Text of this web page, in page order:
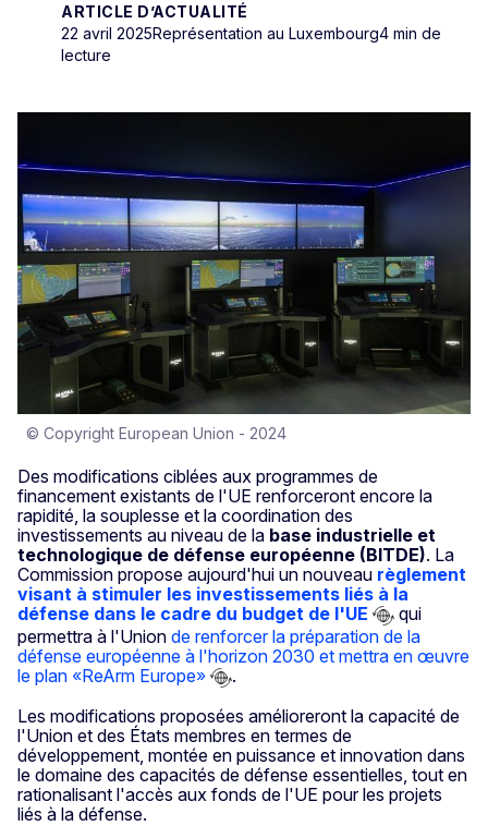
ARTICLE D’ACTUALITÉ
22 avril 2025Représentation au Luxembourg4 min de
lecture
© Copyright European Union - 2024
Des modifications ciblées aux programmes de
financement existants de l'UE renforceront encore la
rapidité, la souplesse et la coordination des
investissements au niveau de la base industrielle et
technologique de défense européenne (BITDE). La
Commission propose aujourd'hui un nouveau règlement
visant à stimuler les investissements liés à la
défense dans le cadre du budget de l'UE
qui
permettra à l'Union de renforcer la préparation de la
défense européenne à l'horizon 2030 et mettra en œuvre
le plan «ReArm Europe»
.
Les modifications proposées amélioreront la capacité de
l'Union et des États membres en termes de
développement, montée en puissance et innovation dans
le domaine des capacités de défense essentielles, tout en
rationalisant l'accès aux fonds de l'UE pour les projets
liés à la défense.